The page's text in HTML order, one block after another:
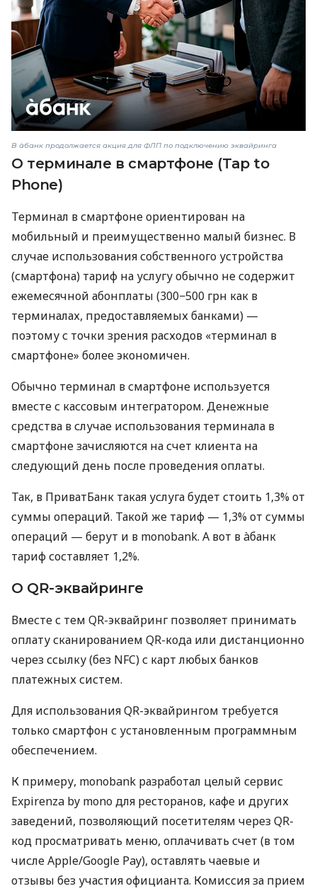
В àбанк продолжается акция для ФЛП по подключению эквайринга
О терминале в смартфоне (Tap to
Phone)
Терминал в смартфоне ориентирован на
мобильный и преимущественно малый бизнес. В
случае использования собственного устройства
(смартфона) тариф на услугу обычно не содержит
ежемесячной абонплаты (300−500 грн как в
терминалах, предоставляемых банками) —
поэтому с точки зрения расходов «терминал в
смартфоне» более экономичен.
Обычно терминал в смартфоне используется
вместе с кассовым интегратором. Денежные
средства в случае использования терминала в
смартфоне зачисляются на счет клиента на
следующий день после проведения оплаты.
Так, в ПриватБанк такая услуга будет стоить 1,3% от
суммы операций. Такой же тариф — 1,3% от суммы
операций — берут и в monobank. А вот в àбанк
тариф составляет 1,2%.
О QR-эквайринге
Вместе с тем QR-эквайринг позволяет принимать
оплату сканированием QR-кода или дистанционно
через ссылку (без NFC) с карт любых банков
платежных систем.
Для использования QR-эквайрингом требуется
только смартфон с установленным программным
обеспечением.
К примеру, monobank разработал целый сервис
Expirenza by mono для ресторанов, кафе и других
заведений, позволяющий посетителям через QR-
код просматривать меню, оплачивать счет (в том
числе Apple/Google Pay), оставлять чаевые и
отзывы без участия официанта. Комиссия за прием